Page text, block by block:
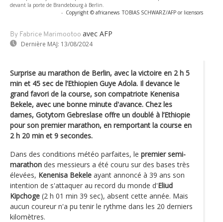
devant la porte de Brandebourg à Berlin.
- Copyright © africanews TOBIAS SCHWARZ/AFP or licensors
By Fabrice Marimootoo avec AFP
Dernière MAJ: 13/08/2024
Surprise au marathon de Berlin, avec la victoire en 2 h 5
min et 45 sec de l’Ethiopien Guye Adola. Il devance le
grand favori de la course, son compatriote Kenenisa
Bekele, avec une bonne minute d'avance. Chez les
dames, Gotytom Gebreslase offre un doublé à l’Ethiopie
pour son premier marathon, en remportant la course en
2 h 20 min et 9 secondes.
Dans des conditions météo parfaites, le premier semi-
marathon des messieurs a été couru sur des bases très
élevées, Kenenisa Bekele ayant annoncé à 39 ans son
intention de s'attaquer au record du monde d'Eliud
Kipchoge (2 h 01 min 39 sec), absent cette année. Mais
aucun coureur n'a pu tenir le rythme dans les 20 derniers
kilomètres.